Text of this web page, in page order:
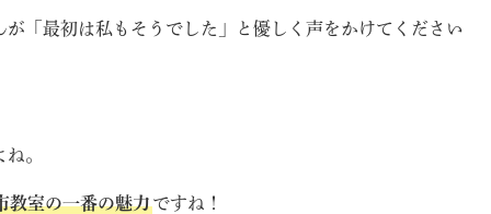
「最初は私もそうでした」と優しく声をかけてください
。
教室の一番の魅力ですね！